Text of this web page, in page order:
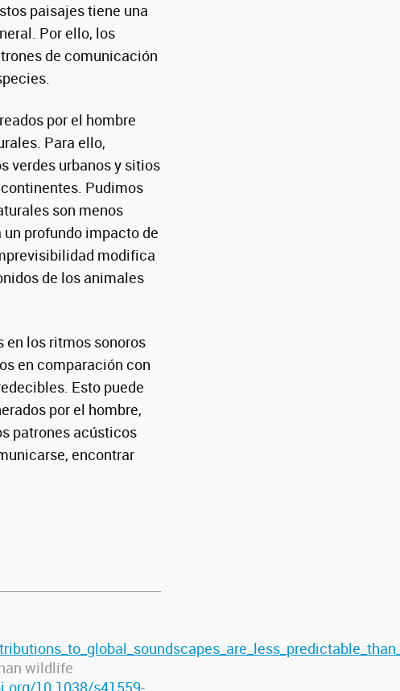
paisajes tiene una
Por ello, los
de comunicación
por el hombre
Para ello,
verdes urbanos y sitios
Pudimos
son menos
profundo impacto de
modifica
de los animales
en los ritmos sonoros
en comparación con
Esto puede
por el hombre,
patrones acústicos
encontrar
wildlife
10.1038/s41559-